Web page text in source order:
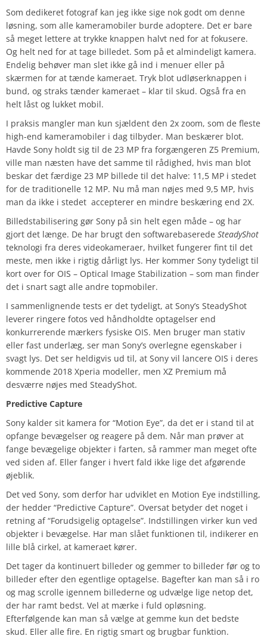
Som dedikeret fotograf kan jeg ikke sige nok godt om denne
løsning, som alle kameramobiler burde adoptere. Det er bare
så meget lettere at trykke knappen halvt ned for at fokusere.
Og helt ned for at tage billedet. Som på et almindeligt kamera.
Endelig behøver man slet ikke gå ind i menuer eller på
skærmen for at tænde kameraet. Tryk blot udløserknappen i
bund, og straks tænder kameraet – klar til skud. Også fra en
helt låst og lukket mobil.
I praksis mangler man kun sjældent den 2x zoom, som de fleste
high-end kameramobiler i dag tilbyder. Man beskærer blot.
Havde Sony holdt sig til de 23 MP fra forgængeren Z5 Premium,
ville man næsten have det samme til rådighed, hvis man blot
beskar det færdige 23 MP billede til det halve: 11,5 MP i stedet
for de traditionelle 12 MP. Nu må man nøjes med 9,5 MP, hvis
man da ikke i stedet accepterer en mindre beskæring end 2X.
Billedstabilisering gør Sony på sin helt egen måde – og har
gjort det længe. De har brugt den softwarebaserede SteadyShot
teknologi fra deres videokameraer, hvilket fungerer fint til det
meste, men ikke i rigtig dårligt lys. Her kommer Sony tydeligt til
kort over for OIS – Optical Image Stabilization – som man finder
det i snart sagt alle andre topmobiler.
I sammenlignende tests er det tydeligt, at Sony’s SteadyShot
leverer ringere fotos ved håndholdte optagelser end
konkurrerende mærkers fysiske OIS. Men bruger man stativ
eller fast underlæg, ser man Sony’s overlegne egenskaber i
svagt lys. Det ser heldigvis ud til, at Sony vil lancere OIS i deres
kommende 2018 Xperia modeller, men XZ Premium må
desværre nøjes med SteadyShot.
Predictive Capture
Sony kalder sit kamera for “Motion Eye”, da det er i stand til at
opfange bevægelser og reagere på dem. Når man prøver at
fange bevægelige objekter i farten, så rammer man meget ofte
ved siden af. Eller fanger i hvert fald ikke lige det afgørende
øjeblik.
Det ved Sony, som derfor har udviklet en Motion Eye indstilling,
der hedder “Predictive Capture”. Oversat betyder det noget i
retning af “Forudsigelig optagelse”. Indstillingen virker kun ved
objekter i bevægelse. Har man slået funktionen til, indikerer en
lille blå cirkel, at kameraet kører.
Det tager da kontinuert billeder og gemmer to billeder før og to
billeder efter den egentlige optagelse. Bagefter kan man så i ro
og mag scrolle igennem billederne og udvælge lige netop det,
der har ramt bedst. Vel at mærke i fuld opløsning.
Efterfølgende kan man så vælge at gemme kun det bedste
skud. Eller alle fire. En rigtig smart og brugbar funktion.